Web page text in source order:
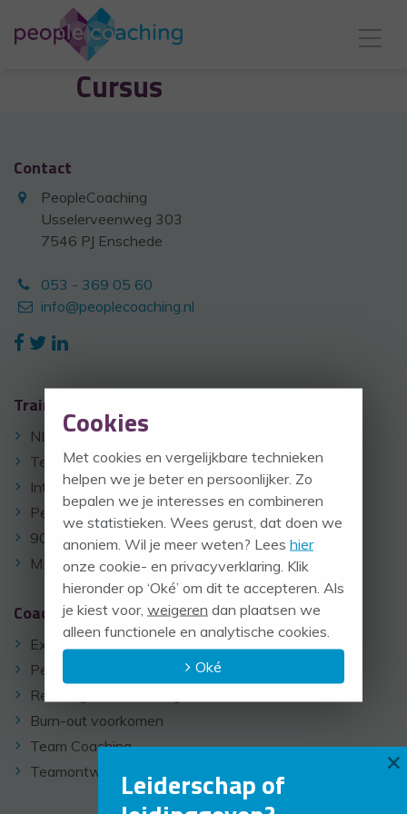
Cursus
Contact
PeopleCoaching
Usselerveenweg 303
7546 PJ Enschede
053 - 369 05 60
info@peoplecoaching.nl
Trainingen
NLP Training
Team training
Intervisie
Persoonlijk Leiderschap
90 minutesTime Management
MBTI™ Training
Coaching
Executive Coaching
Persoonlijke ontwikkeling
Re-integratie Coaching
Burn-out voorkomen
Team Coaching
Teamontwikkeling
Cookies
Met cookies en vergelijkbare technieken
helpen we je beter en persoonlijker. Zo
bepalen we je interesses en combineren
we statistieken. Wees gerust, dat doen we
anoniem. Wil je meer weten? Lees hier
onze cookie- en privacyverklaring. Klik
hieronder op ‘Oké’ om dit te accepteren. Als
je kiest voor, weigeren dan plaatsen we
alleen functionele en analytische cookies.
Oké
Leiderschap of
×